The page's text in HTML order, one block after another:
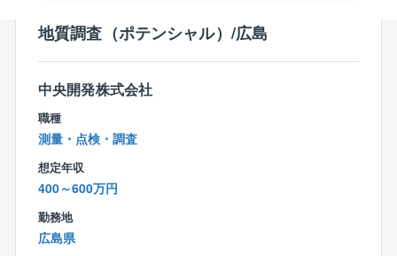
地質調査（ポテンシャル）/広島
中央開発株式会社
職種
測量・点検・調査
想定年収
400～600万円
勤務地
広島県